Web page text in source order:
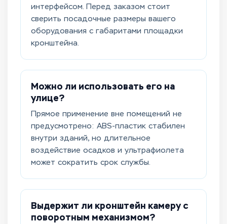
интерфейсом. Перед заказом стоит
сверить посадочные размеры вашего
оборудования с габаритами площадки
кронштейна.
Можно ли использовать его на
улице?
Прямое применение вне помещений не
предусмотрено: ABS-пластик стабилен
внутри зданий, но длительное
воздействие осадков и ультрафиолета
может сократить срок службы.
Выдержит ли кронштейн камеру с
поворотным механизмом?